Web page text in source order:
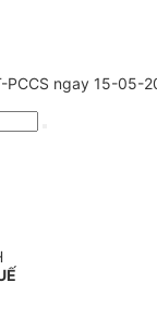
PCCS ngay 15-05-